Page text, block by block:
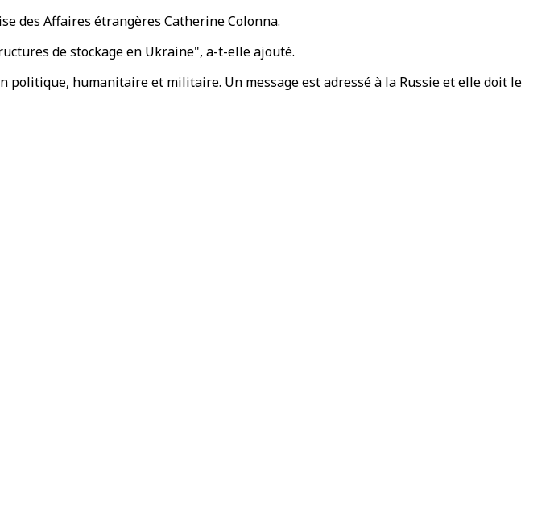
des Affaires étrangères Catherine Colonna.
de stockage en Ukraine", a-t-elle ajouté.
humanitaire et militaire. Un message est adressé à la Russie et elle doit le